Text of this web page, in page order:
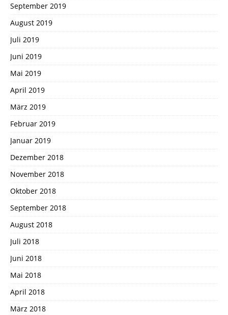
September 2019
August 2019
Juli 2019
Juni 2019
Mai 2019
April 2019
März 2019
Februar 2019
Januar 2019
Dezember 2018
November 2018
Oktober 2018
September 2018
August 2018
Juli 2018
Juni 2018
Mai 2018
April 2018
März 2018